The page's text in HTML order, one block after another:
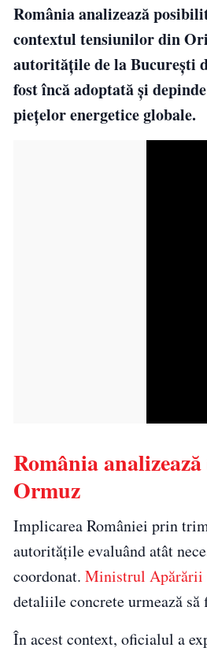
România analizează
contextul tensiunilor din
autoritățile de la București
fost încă adoptată și
piețelor energetice globale.
România
Ormuz
Implicarea României prin
autoritățile evaluând atât
coordonat. Ministrul Apărării
detaliile concrete urmează
În acest context, oficialul a